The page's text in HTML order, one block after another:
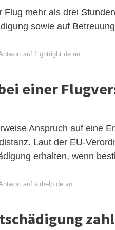
mehr als drei
sowie auf
auf flightright.de an
einer
Anspruch auf eine
Laut der EU-
erhalten, wenn
auf airhelp.de an